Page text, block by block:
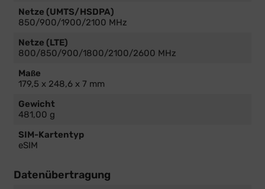
Netze (UMTS/HSDPA)
850/900/1900/2100 MHz
Netze (LTE)
800/850/900/1800/2100/2600 MHz
Maße
179,5 x 248,6 x 7 mm
Gewicht
481,00 g
SIM-Kartentyp
eSIM
Datenübertragung